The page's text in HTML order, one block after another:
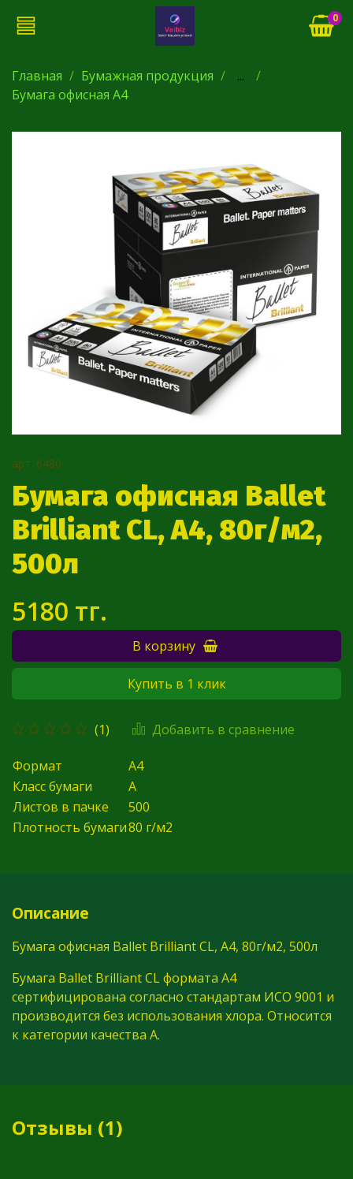
0
Главная Бумажная продукция
...
Бумага офисная А4
арт. 6480
Бумага офисная Ballet
Brilliant CL, А4, 80г/м2,
500л
(1) Добавить в сравнение
5180 тг.
В корзину
Купить в 1 клик
Формат
А4
Класс бумаги
А
Листов в пачке
500
Плотность бумаги80 г/м2
Описание
Бумага офисная Ballet Brilliant CL, А4, 80г/м2, 500л
Бумага Ballet Brilliant CL формата А4
сертифицирована согласно стандартам ИСО 9001 и
производится без использования хлора. Относится
к категории качества А.
Отзывы (1)